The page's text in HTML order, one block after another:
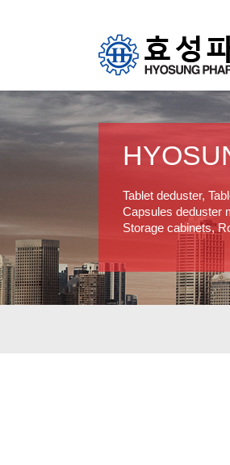
Tablet deduster,
Capsules deduster
Storage cabinets,